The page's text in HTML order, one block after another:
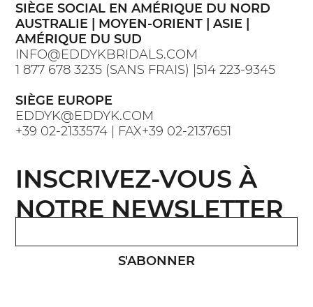
SIÈGE SOCIAL EN AMÉRIQUE DU NORD
AUSTRALIE | MOYEN-ORIENT | ASIE |
AMÉRIQUE DU SUD
INFO@EDDYKBRIDALS.COM
1 877 678 3235 (SANS FRAIS) |514 223-9345
SIÈGE EUROPE
EDDYK@EDDYK.COM
+39 02-2133574 | FAX+39 02-2137651
S'ABONNER
INSCRIVEZ-VOUS À
NOTRE NEWSLETTER